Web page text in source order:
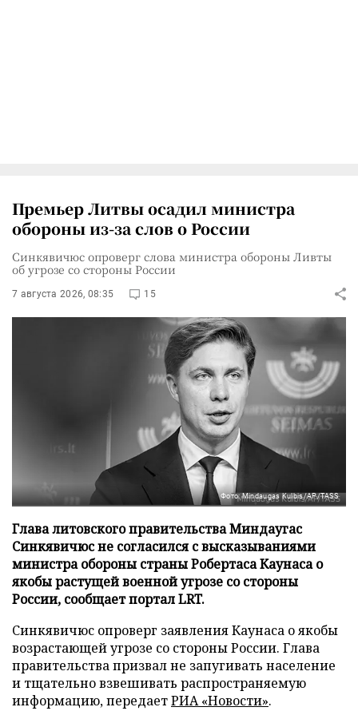
Премьер Литвы осадил министра
обороны из-за слов о России
Синкявичюс опроверг слова министра обороны Ливты
об угрозе со стороны России
7 августа 2026, 08:35 15
Фото: Mindaugas Kulbis/AP/TASS
Глава литовского правительства Миндаугас
Синкявичюс не согласился с высказываниями
министра обороны страны Робертаса Каунаса о
якобы растущей военной угрозе со стороны
России, сообщает портал LRT.
Синкявичюс опроверг заявления Каунаса о якобы
возрастающей угрозе со стороны России. Глава
правительства призвал не запугивать население
и тщательно взвешивать распространяемую
информацию, передаетРИА «Новости».